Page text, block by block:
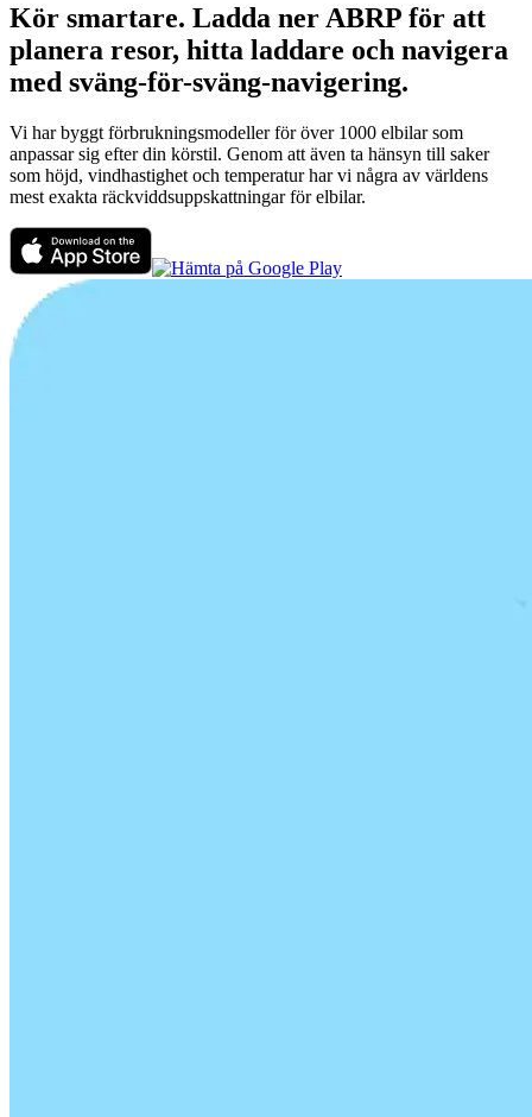
Kör smartare. Ladda ner ABRP för att
planera resor, hitta laddare och navigera
med sväng-för-sväng-navigering.
Vi har byggt förbrukningsmodeller för över 1000 elbilar som
anpassar sig efter din körstil. Genom att även ta hänsyn till saker
som höjd, vindhastighet och temperatur har vi några av världens
mest exakta räckviddsuppskattningar för elbilar.